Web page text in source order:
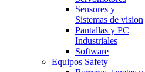
Sensores y
Sistemas de vision
Pantallas y PC
Industriales
Software
Equipos Safety